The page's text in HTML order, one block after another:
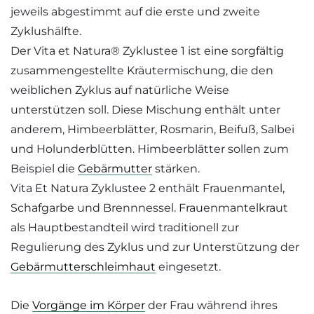
jeweils abgestimmt auf die erste und zweite
Zyklushälfte.
Der Vita et Natura® Zyklustee 1 ist eine sorgfältig
zusammengestellte Kräutermischung, die den
weiblichen Zyklus auf natürliche Weise
unterstützen soll. Diese Mischung enthält unter
anderem, Himbeerblätter, Rosmarin, Beifuß, Salbei
und Holunderblütten. Himbeerblätter sollen zum
Beispiel die Gebärmutter stärken.
Vita Et Natura Zyklustee 2 enthält Frauenmantel,
Schafgarbe und Brennnessel. Frauenmantelkraut
als Hauptbestandteil wird traditionell zur
Regulierung des Zyklus und zur Unterstützung der
Gebärmutterschleimhaut eingesetzt.
Die Vorgänge im Körper der Frau während ihres